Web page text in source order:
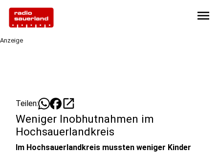
menu
Anzeige
Teilen: open_in_new
Weniger Inobhutnahmen im
Hochsauerlandkreis
Im Hochsauerlandkreis mussten weniger Kinder